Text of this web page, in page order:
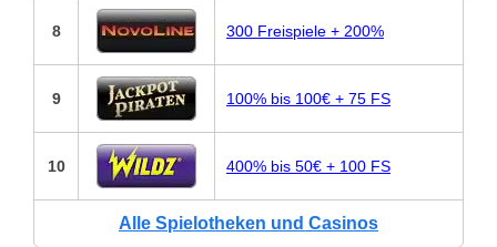
8 300 Freispiele + 200%
9 100% bis 100€ + 75 FS
10 400% bis 50€ + 100 FS
Alle Spielotheken und Casinos